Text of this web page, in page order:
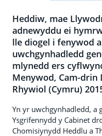
Heddiw, mae
adnewyddu ei
lle diogel i fenywod
uwchgynhadledd
mlynedd ers
Menywod, Cam-drin
Rhywiol (Cymru)
Yn yr uwchgynhadledd, a
Ysgrifennydd y Cabinet
Chomisiynydd Heddlu a